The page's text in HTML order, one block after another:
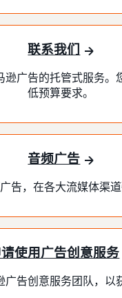
联系我们
逊广告的托管式服务。
低预算要求。
音频广告
告，在各大流媒体渠道
使用广告创意服务
广告创意服务团队，以